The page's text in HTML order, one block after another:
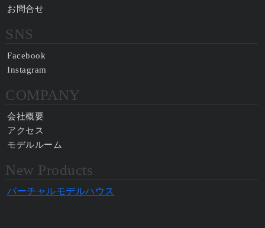
お問合せ
SNS
Facebook
Instagram
COMPANY
会社概要
アクセス
モデルルーム
New Products
バーチャルモデルハウス